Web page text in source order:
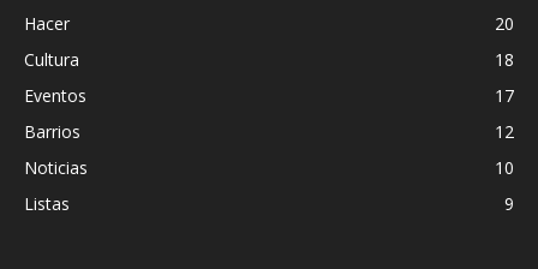
Hacer
20
Cultura
18
Eventos
17
Barrios
12
Noticias
10
Listas
9